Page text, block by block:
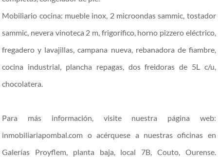
Mobiliario cocina: mueble inox, 2 microondas sammic, tostador
sammic, nevera vinoteca 2 m, frigorífico, horno pizzero eléctrico,
fregadero y lavajillas, campana nueva, rebanadora de fiambre,
cocina industrial, plancha repagas, dos freidoras de 5L c/u,
chocolatera.
Para más información, visite nuestra página web:
inmobiliariapombal.com o acérquese a nuestras oficinas en
Galerías Proyflem, planta baja, local 7B, Couto, Ourense.